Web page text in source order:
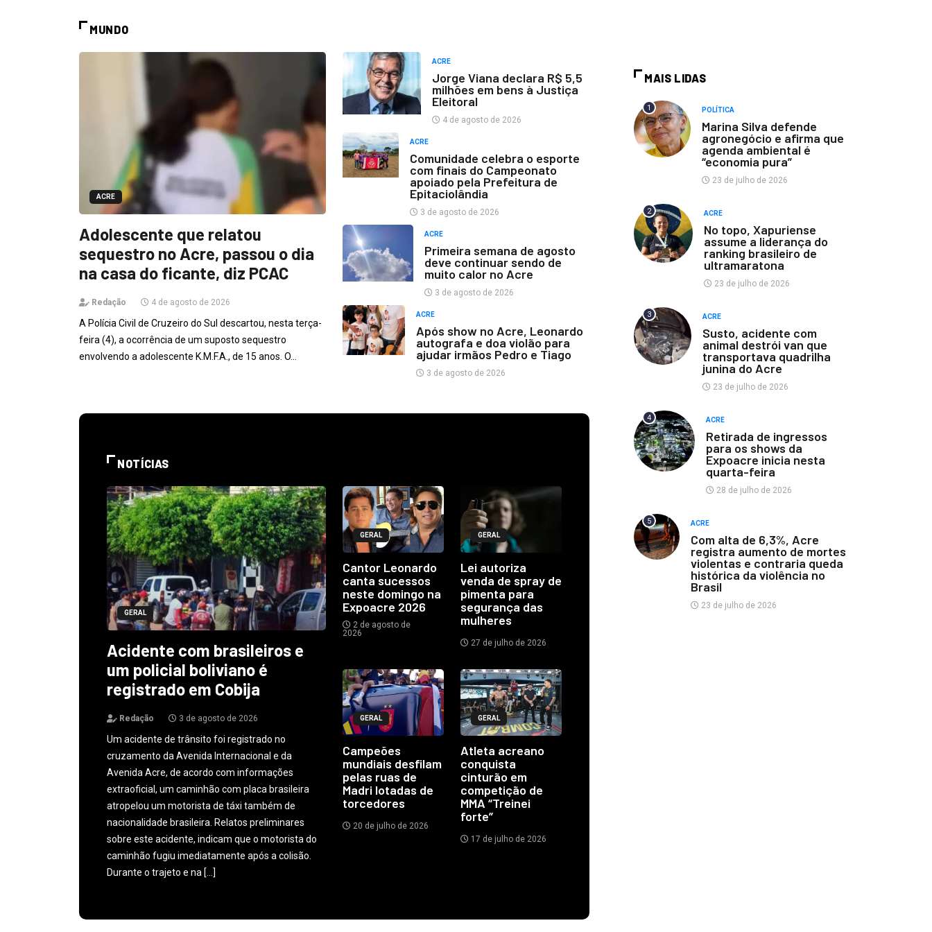
MUNDO
ACRE
Adolescente que relatou
sequestro no Acre, passou o dia
na casa do ficante, diz PCAC
Redação 4 de agosto de 2026
A Polícia Civil de Cruzeiro do Sul descartou, nesta terça-
feira (4), a ocorrência de um suposto sequestro
envolvendo a adolescente K.M.F.A., de 15 anos. O…
ACRE
Jorge Viana declara R$ 5,5
milhões em bens à Justiça
Eleitoral
4 de agosto de 2026
ACRE
Comunidade celebra o esporte
com finais do Campeonato
apoiado pela Prefeitura de
Epitaciolândia
3 de agosto de 2026
ACRE
Primeira semana de agosto
deve continuar sendo de
muito calor no Acre
3 de agosto de 2026
ACRE
Após show no Acre, Leonardo
autografa e doa violão para
ajudar irmãos Pedro e Tiago
3 de agosto de 2026
NOTÍCIAS
GERAL
Acidente com brasileiros e
um policial boliviano é
registrado em Cobija
Redação 3 de agosto de 2026
Um acidente de trânsito foi registrado no
cruzamento da Avenida Internacional e da
Avenida Acre, de acordo com informações
extraoficial, um caminhão com placa brasileira
atropelou um motorista de táxi também de
nacionalidade brasileira. Relatos preliminares
sobre este acidente, indicam que o motorista do
caminhão fugiu imediatamente após a colisão.
Durante o trajeto e na […]
GERAL
Cantor Leonardo
canta sucessos
neste domingo na
Expoacre 2026
2 de agosto de
2026
GERAL
Lei autoriza
venda de spray de
pimenta para
segurança das
mulheres
27 de julho de 2026
GERAL
Campeões
mundiais desfilam
pelas ruas de
Madri lotadas de
torcedores
20 de julho de 2026
GERAL
Atleta acreano
conquista
cinturão em
competição de
MMA “Treinei
forte”
17 de julho de 2026
MAIS LIDAS
1 POLÍTICA
Marina Silva defende
agronegócio e afirma que
agenda ambiental é
“economia pura”
23 de julho de 2026
2 ACRE
No topo, Xapuriense
assume a liderança do
ranking brasileiro de
ultramaratona
23 de julho de 2026
3 ACRE
Susto, acidente com
animal destrói van que
transportava quadrilha
junina do Acre
23 de julho de 2026
4 ACRE
Retirada de ingressos
para os shows da
Expoacre inicia nesta
quarta-feira
28 de julho de 2026
5 ACRE
Com alta de 6,3%, Acre
registra aumento de mortes
violentas e contraria queda
histórica da violência no
Brasil
23 de julho de 2026